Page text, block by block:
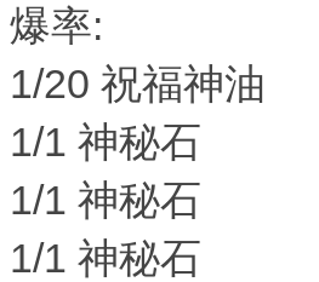
爆率:
1/20 祝福神油
1/1 神秘石
1/1 神秘石
1/1 神秘石